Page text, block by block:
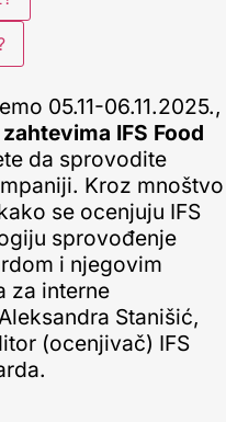
05.11-06.11.2025.,
IFS Food
da sprovodite
Kroz mnoštvo
se ocenjuju IFS
sprovođenje
i njegovim
za interne
Stanišić,
(ocenjivač) IFS